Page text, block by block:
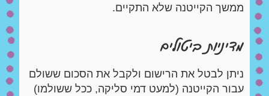
ממשך הקייטנה שלא התקיים.
מדיניות ביטולים
ניתן לבטל את הרישום ולקבל את הסכום ששולם
עבור הקייטנה (למעט דמי סליקה, ככל ששולמו)